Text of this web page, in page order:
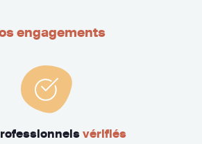
engagements
vérifiés